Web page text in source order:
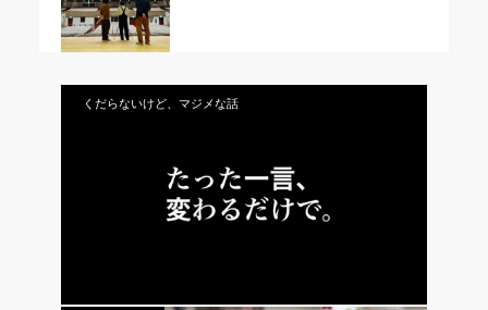
くだらないけど、マジメな話